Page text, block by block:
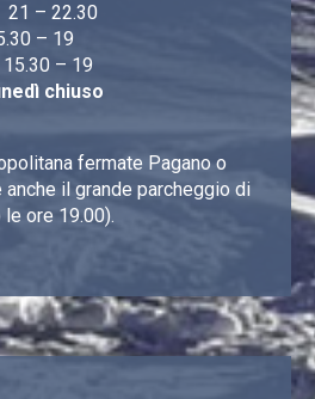
– 22.30
– 19
15.30 – 19
chiuso
fermate Pagano o
il grande parcheggio di
ore 19.00).